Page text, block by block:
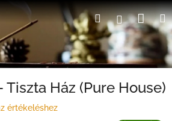
Keresés
Ház (Pure House)
értékeléshez